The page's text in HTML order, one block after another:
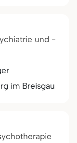
und -
im Breisgau